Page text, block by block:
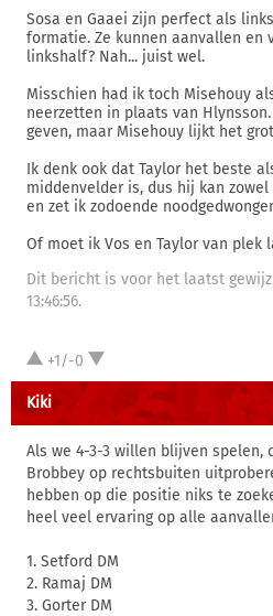
Sosa en Gaaei zijn perfect als
formatie. Ze kunnen aanvallen en
linkshalf? Nah... juist wel.
Misschien had ik toch Misehouy
neerzetten in plaats van
geven, maar Misehouy lijkt het
Ik denk ook dat Taylor het beste
middenvelder is, dus hij kan
en zet ik zodoende
Of moet ik Vos en Taylor van plek
Dit bericht is voor het laatst
13:46:56.
+1/-0
Kiki
Als we 4-3-3 willen blijven spelen,
Brobbey op rechtsbuiten
hebben op die positie niks te
heel veel ervaring op alle
1. Setford DM
2. Ramaj DM
3. Gorter DM